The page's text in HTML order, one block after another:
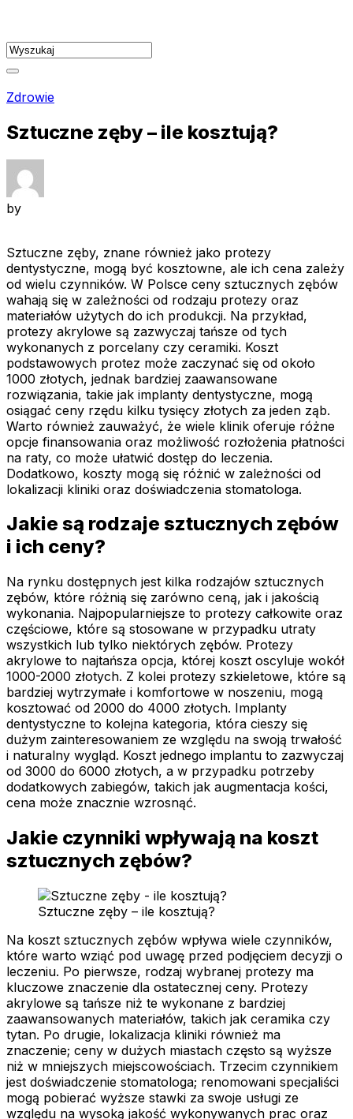
content
Zdrowie
Sztuczne zęby – ile kosztują?
by
Sztuczne zęby, znane również jako protezy
dentystyczne, mogą być kosztowne, ale ich cena zależy
od wielu czynników. W Polsce ceny sztucznych zębów
wahają się w zależności od rodzaju protezy oraz
materiałów użytych do ich produkcji. Na przykład,
protezy akrylowe są zazwyczaj tańsze od tych
wykonanych z porcelany czy ceramiki. Koszt
podstawowych protez może zaczynać się od około
1000 złotych, jednak bardziej zaawansowane
rozwiązania, takie jak implanty dentystyczne, mogą
osiągać ceny rzędu kilku tysięcy złotych za jeden ząb.
Warto również zauważyć, że wiele klinik oferuje różne
opcje finansowania oraz możliwość rozłożenia płatności
na raty, co może ułatwić dostęp do leczenia.
Dodatkowo, koszty mogą się różnić w zależności od
lokalizacji kliniki oraz doświadczenia stomatologa.
Jakie są rodzaje sztucznych zębów
i ich ceny?
Na rynku dostępnych jest kilka rodzajów sztucznych
zębów, które różnią się zarówno ceną, jak i jakością
wykonania. Najpopularniejsze to protezy całkowite oraz
częściowe, które są stosowane w przypadku utraty
wszystkich lub tylko niektórych zębów. Protezy
akrylowe to najtańsza opcja, której koszt oscyluje wokół
1000-2000 złotych. Z kolei protezy szkieletowe, które są
bardziej wytrzymałe i komfortowe w noszeniu, mogą
kosztować od 2000 do 4000 złotych. Implanty
dentystyczne to kolejna kategoria, która cieszy się
dużym zainteresowaniem ze względu na swoją trwałość
i naturalny wygląd. Koszt jednego implantu to zazwyczaj
od 3000 do 6000 złotych, a w przypadku potrzeby
dodatkowych zabiegów, takich jak augmentacja kości,
cena może znacznie wzrosnąć.
Jakie czynniki wpływają na koszt
sztucznych zębów?
Sztuczne zęby – ile kosztują?
Na koszt sztucznych zębów wpływa wiele czynników,
które warto wziąć pod uwagę przed podjęciem decyzji o
leczeniu. Po pierwsze, rodzaj wybranej protezy ma
kluczowe znaczenie dla ostatecznej ceny. Protezy
akrylowe są tańsze niż te wykonane z bardziej
zaawansowanych materiałów, takich jak ceramika czy
tytan. Po drugie, lokalizacja kliniki również ma
znaczenie; ceny w dużych miastach często są wyższe
niż w mniejszych miejscowościach. Trzecim czynnikiem
jest doświadczenie stomatologa; renomowani specjaliści
mogą pobierać wyższe stawki za swoje usługi ze
względu na wysoką jakość wykonywanych prac oraz